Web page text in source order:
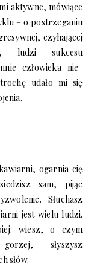
aktywne, mówiące
– o postrzeganiu
czyhającej
ludzi sukcesu
człowieka nie-
udało mi się
ogarnia cię
sam, pijąc
Słuchasz
jest wielu ludzi.
wiesz, o czym
słyszysz
słów.